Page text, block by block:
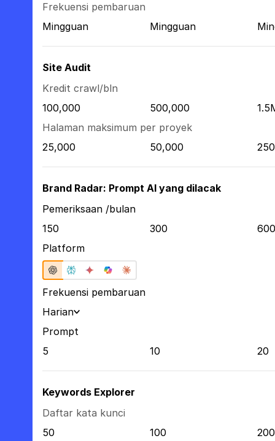
Frekuensi pembaruan
Mingguan
Mingguan
Site Audit
Kredit crawl/bln
100,000
500,000
Halaman maksimum per proyek
25,000
50,000
Brand Radar: Prompt AI yang dilacak
Pemeriksaan /bulan
150
300
600
Platform
Frekuensi pembaruan
Harian
Prompt
5
10 20
Keywords Explorer
Daftar kata kunci
50
100 200